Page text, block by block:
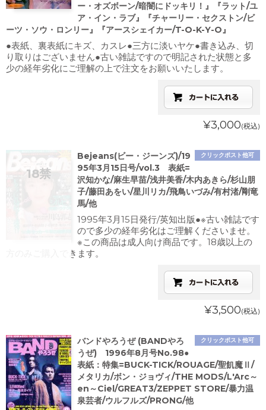
ー・オズボーン/暗闇にドッキリ！』『ラット/ユ
ア・イン・ラブ』『チャーリー・セクストン/ビ
ーツ・ソウ・ロンリー』『アースシェイカー/T-O-K-Y-O』
●表紙、裏表紙にキズ、カスレ●三方に淡いヤケ●書き込み、切
り取りはございません●古い雑誌ですので明記された状態と多
少の経年劣化にご理解の上で注文をお願いいたします。
¥3,000(税込)
クリックポスト他可
Bejeans(ビー・ジーンズ)/19
95年3月15日号/vol.3 表紙=
沢知かな/麻生早苗/浅井美香/木内あきら/杉山朋
子/藤田あをい/星川リカ/飛鳥いづみ/有村渚/剛竜
馬/他
1995年3月15日発行/英知出版●※古い雑誌です
ので多少の経年劣化はご理解くださいませ。
※この商品は成人向け商品です。18歳以上の
方のみご購入できます。
¥3,500(税込)
クリックポスト他可
バンドやろうぜ (BANDやろ
うぜ) 1996年8月号No.98●
表紙：特集=BUCK-TICK/ROUAGE/聖飢魔Ⅱ/
メタリカ/ボン・ジョヴィ/THE MODS/L'Arc～
en～Ciel/GREAT3/ZEPPET STORE/暴力温
泉芸者/ウルフルズ/PRONG/他